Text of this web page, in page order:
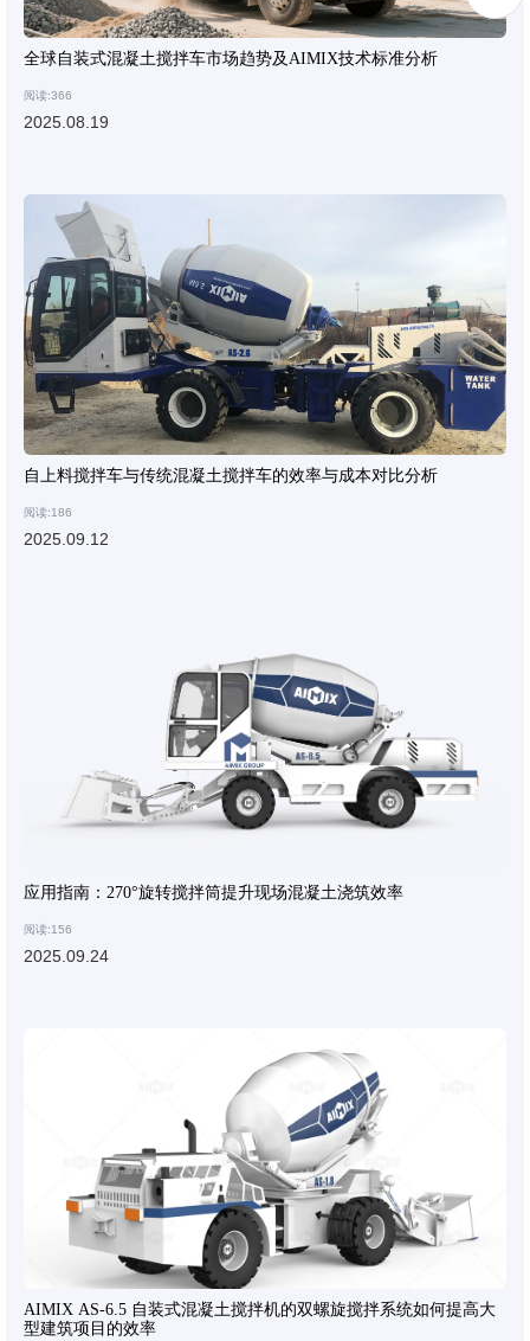
全球自装式混凝土搅拌车市场趋势及AIMIX技术标准分析
阅读:366
2025.08.19
自上料搅拌车与传统混凝土搅拌车的效率与成本对比分析
阅读:186
2025.09.12
应用指南：270°旋转搅拌筒提升现场混凝土浇筑效率
阅读:156
2025.09.24
AIMIX AS-6.5 自装式混凝土搅拌机的双螺旋搅拌系统如何提高大
型建筑项目的效率